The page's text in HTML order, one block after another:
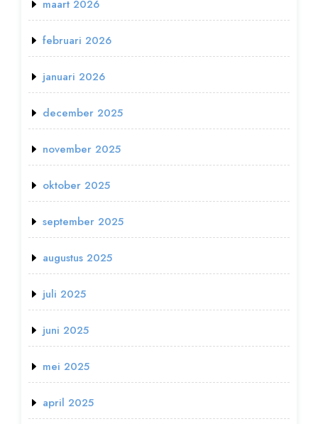
maart 2026
februari 2026
januari 2026
december 2025
november 2025
oktober 2025
september 2025
augustus 2025
juli 2025
juni 2025
mei 2025
april 2025